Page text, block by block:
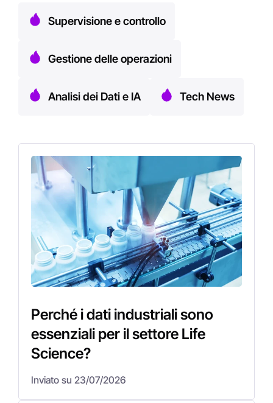
Supervisione e controllo
Gestione delle operazioni
Analisi dei Dati e IA Tech News
Perché i dati industriali sono
essenziali per il settore Life
Science?
Inviato su 23/07/2026